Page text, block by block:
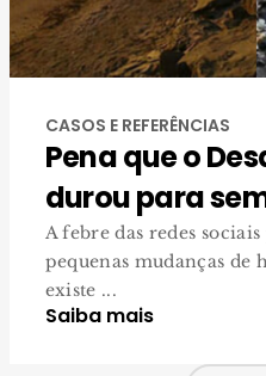
CASOS E REFERÊNCIAS
Pena que o
durou para
A febre das redes
pequenas mudanças de
existe ...
Saiba mais